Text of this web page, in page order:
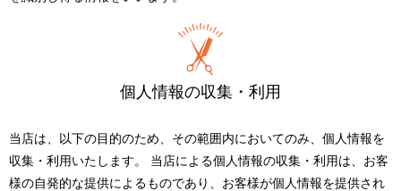
個人情報の収集・利用
当店は、以下の目的のため、その範囲内においてのみ、個人情報を
収集・利用いたします。 当店による個人情報の収集・利用は、お客
様の自発的な提供によるものであり、お客様が個人情報を提供され